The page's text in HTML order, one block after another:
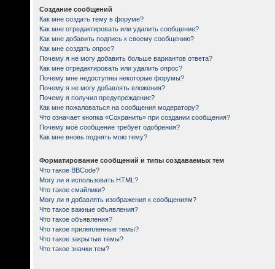
Создание сообщений
Как мне создать тему в форуме?
Как мне отредактировать или удалить сообщение?
Как мне добавить подпись к своему сообщению?
Как мне создать опрос?
Почему я не могу добавить больше вариантов ответа?
Как мне отредактировать или удалить опрос?
Почему мне недоступны некоторые форумы?
Почему я не могу добавлять вложения?
Почему я получил предупреждение?
Как мне пожаловаться на сообщения модератору?
Что означает кнопка «Сохранить» при создании сообщения?
Почему моё сообщение требует одобрения?
Как мне вновь поднять мою тему?
Форматирование сообщений и типы создаваемых тем
Что такое BBCode?
Могу ли я использовать HTML?
Что такое смайлики?
Могу ли я добавлять изображения к сообщениям?
Что такое важные объявления?
Что такое объявления?
Что такое прилепленные темы?
Что такое закрытые темы?
Что такое значки тем?